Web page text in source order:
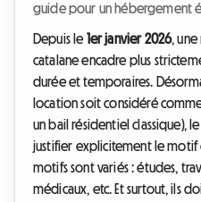
guide pour un hébergement
Depuis le1er janvier 2026,
catalane encadre plus
durée et temporaires.
location soit considéré
un bail résidentiel classique),
justifier explicitement le motif
motifs sont variés : études,
médicaux, etc. Et surtout, ils